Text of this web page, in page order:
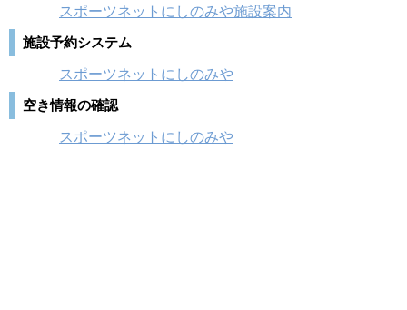
スポーツネットにしのみや施設案内
施設予約システム
スポーツネットにしのみや
空き情報の確認
スポーツネットにしのみや